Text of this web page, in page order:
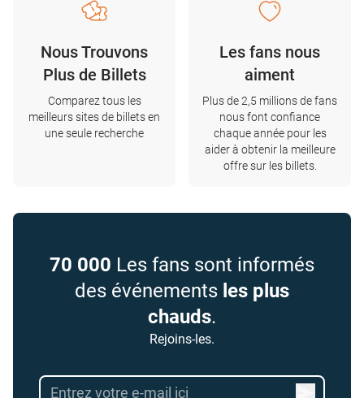
Nous Trouvons
Plus de Billets
Comparez tous les
meilleurs sites de billets en
une seule recherche
Les fans nous
aiment
Plus de 2,5 millions de fans
nous font confiance
chaque année pour les
aider à obtenir la meilleure
offre sur les billets.
70 000 Les fans sont informés
des événements les plus
chauds.
Rejoins-les.